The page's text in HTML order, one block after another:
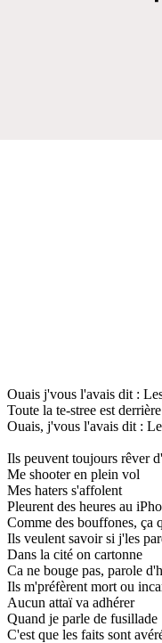
Ouais j'vous l'avais dit :
Toute la te-stree est
Ouais, j'vous l'avais dit :
Ils peuvent toujours rêver
Me shooter en plein vol
Mes haters s'affolent
Pleurent des heures au
Comme des bouffones, ça
Ils veulent savoir si j'les
Dans la cité on cartonne
Ca ne bouge pas, parole
Ils m'préfèrent mort ou
Aucun attaï va adhérer
Quand je parle de fusillade
C'est que les faits sont